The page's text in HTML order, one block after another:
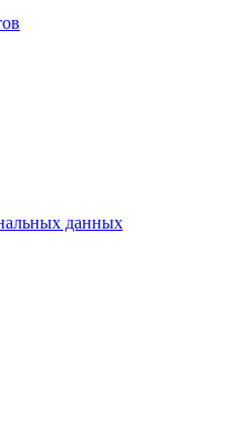
данных